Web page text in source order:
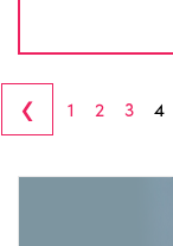
‹ 1 2 3 4